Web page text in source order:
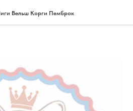
Вельш Корги Пемброк